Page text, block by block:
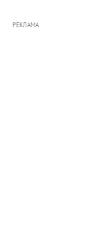
РЕКЛАМА